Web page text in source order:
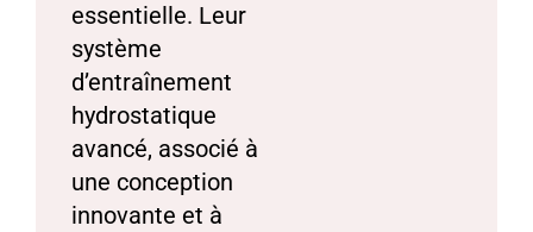
essentielle. Leur
système
d’entraînement
hydrostatique
avancé, associé à
une conception
innovante et à